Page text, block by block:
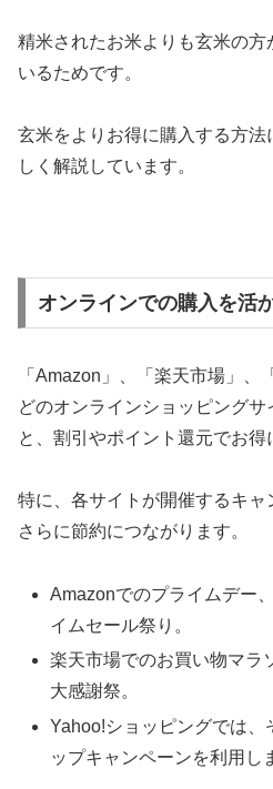
精米されたお米よりも玄米の
いるためです。
玄米をよりお得に購入する方
しく解説しています。
オンラインでの購入を活
「Amazon」、「楽天市場」、
どのオンラインショッピングサ
と、割引やポイント還元でお得
特に、各サイトが開催するキャ
さらに節約につながります。
Amazonでのプライムデー
イムセール祭り。
楽天市場でのお買い物マラ
大感謝祭。
Yahoo!ショッピングでは、
ップキャンペーンを利用し